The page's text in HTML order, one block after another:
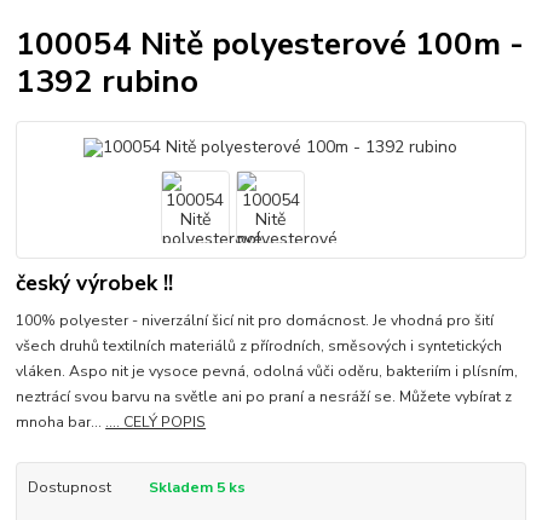
100054 Nitě polyesterové 100m -
1392 rubino
český výrobek !!
100% polyester - niverzální šicí nit pro domácnost. Je vhodná pro šití
všech druhů textilních materiálů z přírodních, směsových i syntetických
vláken. Aspo nit je vysoce pevná, odolná vůči oděru, bakteriím i plísním,
neztrácí svou barvu na světle ani po praní a nesráží se. Můžete vybírat z
mnoha bar... .... CELÝ POPIS
Dostupnost Skladem 5 ks